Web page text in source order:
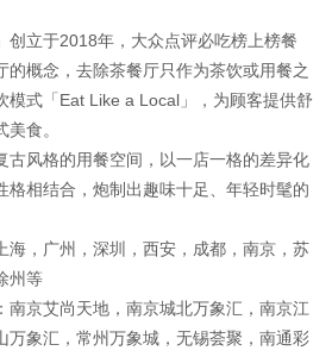
立于2018年，大众点评必吃榜上榜餐
的概念，去除茶餐厅只作为茶饮或用餐之
模式「Eat Like a Local」，为顾客提供舒
食。
风格的用餐空间，以一店一格的差异化
格相结合，炮制出趣味十足、年轻时髦的
，广州，深圳，西安，成都，南京，苏
州等
京艾尚天地，南京城北万象汇，南京江
万象汇，常州万象城，无锡荟聚，南通彩